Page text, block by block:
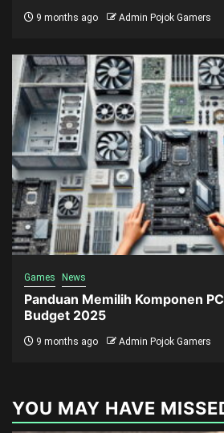
9 months ago Admin Pojok Gamers
Games News
Panduan Memilih Komponen
Budget 2025
9 months ago Admin Pojok Gamers
YOU MAY HAVE